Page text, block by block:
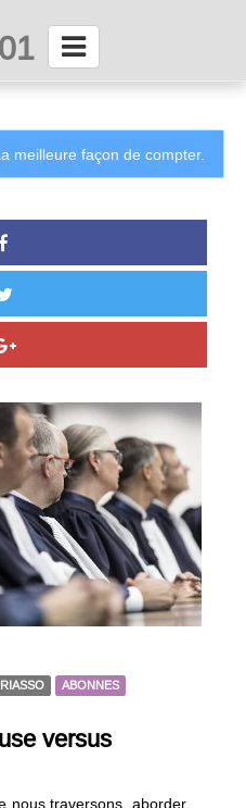
meilleure façon de compter.
ABONNES
versus
nous traversons, aborder